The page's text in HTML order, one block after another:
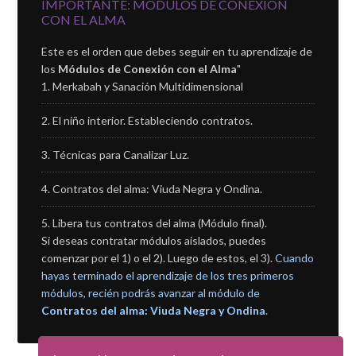
IMPORTANTE: MÓDULOS DE CONEXIÓN
CON EL ALMA
Este es el orden que debes seguir en tu aprendizaje de
los Módulos de Conexión con el Alma"
Merkabah y Sanación Multidimensional
El niño interior. Estableciendo contratos.
Técnicas para Canalizar Luz.
Contratos del alma: Viuda Negra y Ondina.
Libera tus contratos del alma (Módulo final).
Si deseas contratar módulos aislados, puedes
comenzar por el 1) o el 2). Luego de estos, el 3).Cuando
hayas terminado el aprendizaje de los tres primeros
módulos, recién podrás avanzar al módulo de
Contratos del alma: Viuda Negra y Ondina.